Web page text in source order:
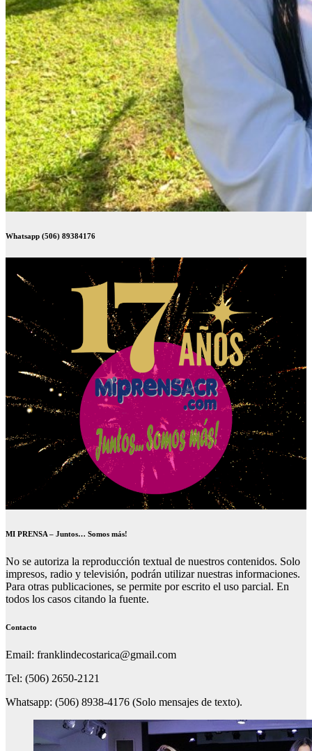
Whatsapp (506) 89384176
MI PRENSA – Juntos… Somos más!
No se autoriza la reproducción textual de nuestros contenidos. Solo
impresos, radio y televisión, podrán utilizar nuestras informaciones.
Para otras publicaciones, se permite por escrito el uso parcial. En
todos los casos citando la fuente.
Contacto
Email: franklindecostarica@gmail.com
Tel: (506) 2650-2121
Whatsapp: (506) 8938-4176 (Solo mensajes de texto).